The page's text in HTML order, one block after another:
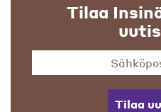
Tilaa
Tilaa